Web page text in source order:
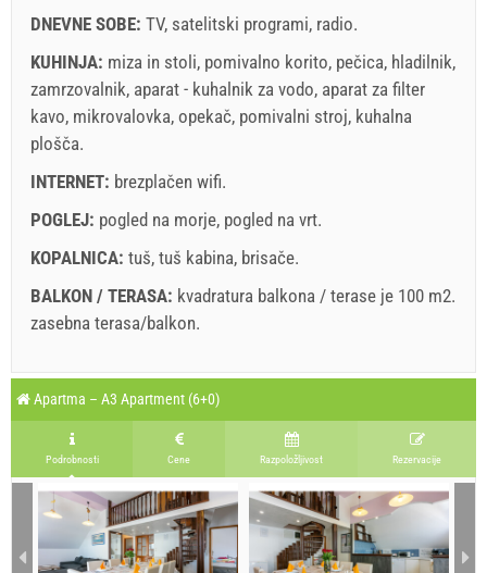
jih zapišite spodaj in kliknite "Pošlji povpraševanje".
Pošlji povpraševanje
DNEVNE SOBE: TV, satelitski programi, radio.
KUHINJA: miza in stoli, pomivalno korito, pečica, hladilnik,
zamrzovalnik, aparat - kuhalnik za vodo, aparat za filter
kavo, mikrovalovka, opekač, pomivalni stroj, kuhalna
plošča.
INTERNET: brezplačen wifi.
POGLEJ: pogled na morje, pogled na vrt.
KOPALNICA: tuš, tuš kabina, brisače.
BALKON / TERASA: kvadratura balkona / terase je 100 m2.
zasebna terasa/balkon.
A2 Apartment (4+0) : Prices 2026 EUR
Št. Oseb
14. avg. 2026
15. avg. 2026
21. avg. 2026
1 - 2
115.50 EUR
104.49 EUR
3
Legenda: termini z red ozadjem so rezervirani
2026
SU MO TU WE TH FR SA
1
2
3 4 6 7
8
Polja označena z zvezdico (*) so obvezna!
Apartma – A3 Apartment (6+0)
Podrobnosti Cene Razpoložljivost Rezervacije